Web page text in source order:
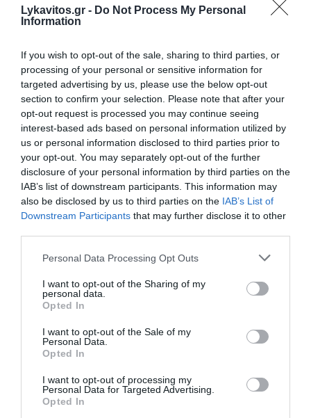
Lykavitos.gr - Do Not Process My Personal
Information
If you wish to opt-out of the sale, sharing to third parties, or
processing of your personal or sensitive information for
targeted advertising by us, please use the below opt-out
section to confirm your selection. Please note that after your
opt-out request is processed you may continue seeing
interest-based ads based on personal information utilized by
us or personal information disclosed to third parties prior to
your opt-out. You may separately opt-out of the further
disclosure of your personal information by third parties on the
IAB’s list of downstream participants. This information may
also be disclosed by us to third parties on the IAB’s List of
Downstream Participants that may further disclose it to other
Please note that this website/app uses one or more Google
not limited to your visit or usage behaviour. You may click to
grant or deny consent to Google and its third-party tags to
use your data for below specified purposes in below Google
consent section.
Personal Data Processing Opt Outs
I want to opt-out of the Sharing of my
personal data.
Opted In
I want to opt-out of the Sale of my
Personal Data.
Opted In
I want to opt-out of processing my
Personal Data for Targeted Advertising.
Opted In
Εξιχνιάστηκε η απόπειρα ανθρωποκτονίας που έγινε την
περασμένη Δευτέρα (21/8) στην περιοχή του Αγίου
26 Αυγούστου 2023
από σφαίρα στο κεφάλι - Ανθρωποκτονία
«δείχνουν» τα στοιχεία
Νεκρός εντοπίστηκε ένας 46χρονος άνδρας στο
Ρέθυμνο. Ο άνδρας εντοπίστηκε από τη σύζυγό του
νεκρός, με μια σφαίρα στο κεφάλι μέσα στο αυτοκίνητό